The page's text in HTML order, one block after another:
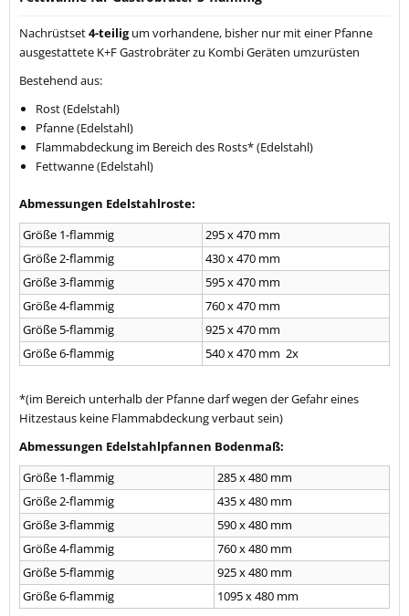
Nachrüstset4-teiligum vorhandene, bisher nur mit einer Pfanne
ausgestattete K+F Gastrobräter zu Kombi Geräten umzurüsten
Bestehend aus:
Rost (Edelstahl)
Pfanne (Edelstahl)
Flammabdeckung im Bereich des Rosts* (Edelstahl)
Fettwanne (Edelstahl)
Abmessungen Edelstahlroste:
Größe 1-flammig
295 x 470 mm
Größe 2-flammig
430 x 470 mm
Größe 3-flammig
595 x 470 mm
Größe 4-flammig
760 x 470 mm
Größe 5-flammig
925 x 470 mm
Größe 6-flammig
540 x 470 mm 2x
*(im Bereich unterhalb der Pfanne darf wegen der Gefahr eines
Hitzestaus keine Flammabdeckung verbaut sein)
Abmessungen Edelstahlpfannen Bodenmaß:
Größe 1-flammig
285 x 480 mm
Größe 2-flammig
435 x 480 mm
Größe 3-flammig
590 x 480 mm
Größe 4-flammig
760 x 480 mm
Größe 5-flammig
925 x 480 mm
Größe 6-flammig
1095 x 480 mm